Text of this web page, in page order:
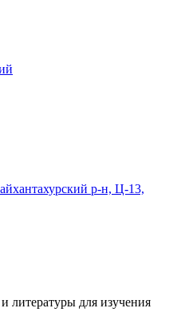
р-н, Ц-13,
литературы для изучения